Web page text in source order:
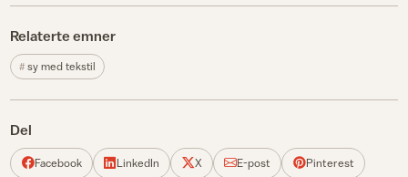
Relaterte emner
sy med tekstil
Del
Facebook LinkedIn X E-post Pinterest